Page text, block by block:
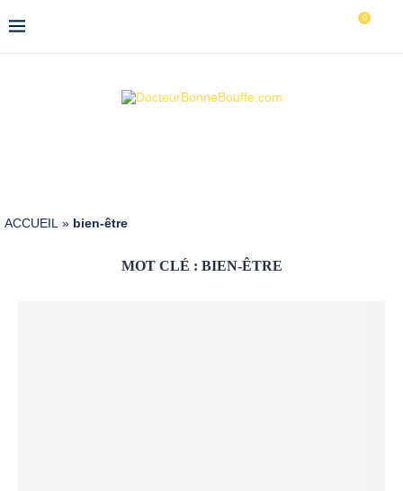
0
ACCUEIL » bien-être
MOT CLÉ : BIEN-ÊTRE